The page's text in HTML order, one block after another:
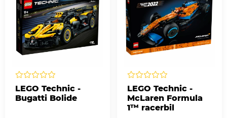
LEGO Technic -
Bugatti Bolide
LEGO Technic -
McLaren Formula
1™ racerbil